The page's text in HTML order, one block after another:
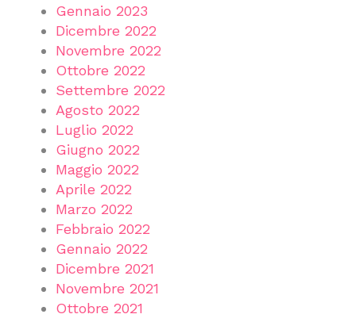
Gennaio 2023
Dicembre 2022
Novembre 2022
Ottobre 2022
Settembre 2022
Agosto 2022
Luglio 2022
Giugno 2022
Maggio 2022
Aprile 2022
Marzo 2022
Febbraio 2022
Gennaio 2022
Dicembre 2021
Novembre 2021
Ottobre 2021